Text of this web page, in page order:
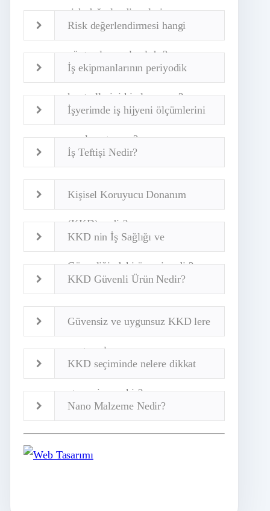
risk değerlendirmeleri
Risk değerlendirmesi hangi
yöntemle yapılmalıdır?
İş ekipmanlarının periyodik
kontrollerini kimler yapar?
İşyerimde iş hijyeni ölçümlerini
nasıl yaptırırım?
İş Teftişi Nedir?
Kişisel Koruyucu Donanım
(KKD) nedir?
KKD nin İş Sağlığı ve
Güvenliğindeki önemi nedir?
KKD Güvenli Ürün Nedir?
Güvensiz ve uygunsuz KKD lere
yaptırımlar
KKD seçiminde nelere dikkat
etmemiz gerekir?
Nano Malzeme Nedir?